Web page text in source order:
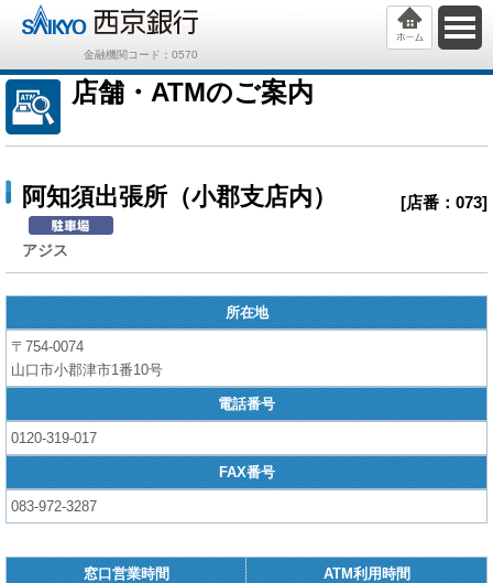
金融機関コード：0570
店舗・ATMのご案内
阿知須出張所（小郡支店内）
アジス
[店番：073]
所在地
〒754-0074
山口市小郡津市1番10号
電話番号
0120-319-017
FAX番号
083-972-3287
窓口営業時間
ATM利用時間